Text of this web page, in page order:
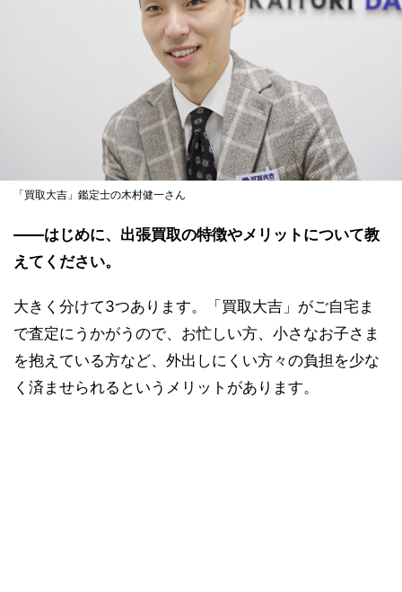
「買取大吉」鑑定士の木村健一さん
――はじめに、出張買取の特徴やメリットについて教
えてください。
大きく分けて3つあります。「買取大吉」がご自宅ま
で査定にうかがうので、お忙しい方、小さなお子さま
を抱えている方など、外出しにくい方々の負担を少な
く済ませられるというメリットがあります。